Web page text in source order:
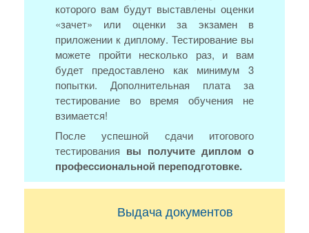
которого вам будут выставлены оценки
«зачет» или оценки за экзамен в
приложении к диплому. Тестирование вы
можете пройти несколько раз, и вам
будет предоставлено как минимум 3
попытки. Дополнительная плата за
тестирование во время обучения не
взимается!
После успешной сдачи итогового
тестирования вы получите диплом о
профессиональной переподготовке.
Выдача документов